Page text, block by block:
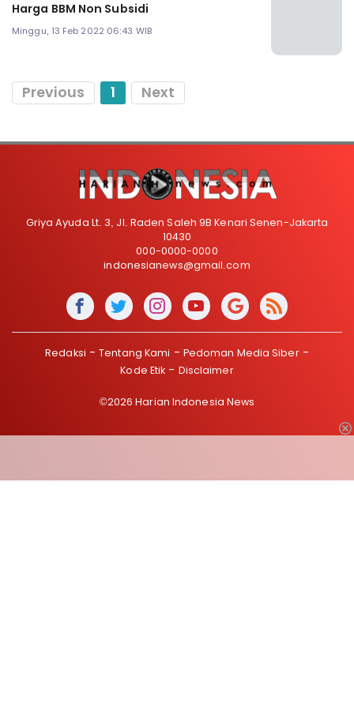
Harga BBM Non Subsidi
Minggu, 13 Feb 2022 06:43 WIB
Previous 1 Next
Griya Ayuda Lt. 3, Jl. Raden Saleh 9B Kenari Senen-Jakarta
10430
000-0000-0000
indonesianews@gmail.com
Redaksi Tentang Kami
Pedoman Media Siber
Kode Etik
Disclaimer
©2026 Harian Indonesia News